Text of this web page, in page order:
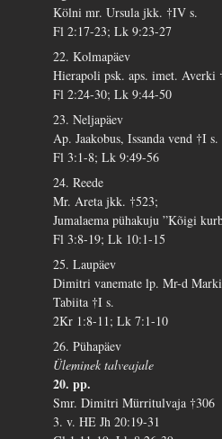
Kölni mr. Ursula jkk. †IV s.
Fl 2:17-23; Lk 9:23-27
22. Kolmapäev
Hierapoli psk. aps. imet. Averki
Fl 2:24-30; Lk 9:44-50
23. Neljapäev
Ap. Jaakobus, Issanda vend †I s.
Fl 3:1-8; Lk 9:49-56
24. Reede
Mr. Areta jkk. †523;
Jumalaema pühakuju ”Kõigi
Fl 3:8-19; Lk 10:1-15
25. Laupäev
Dimitri vanemate lp. Mr-d
Tabiita †I s.
2Kr 1:8-11; Lk 7:1-10
26. Pühapäev
Üleminek talveajale
20. pp.
Smr. Dimitri Mürritulvaja †306
3. v. HE Jh 20:19-31